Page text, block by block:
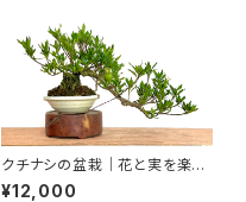
クチナシの盆栽｜花と実を楽し
む｜高さ約20cm
¥12,000